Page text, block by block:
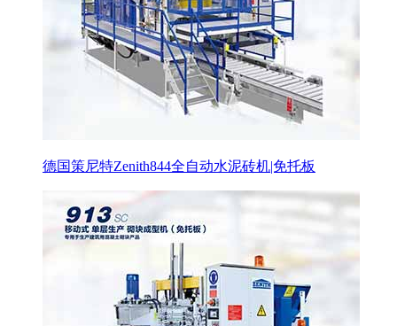
德国策尼特Zenith844全自动水泥砖机|免托板